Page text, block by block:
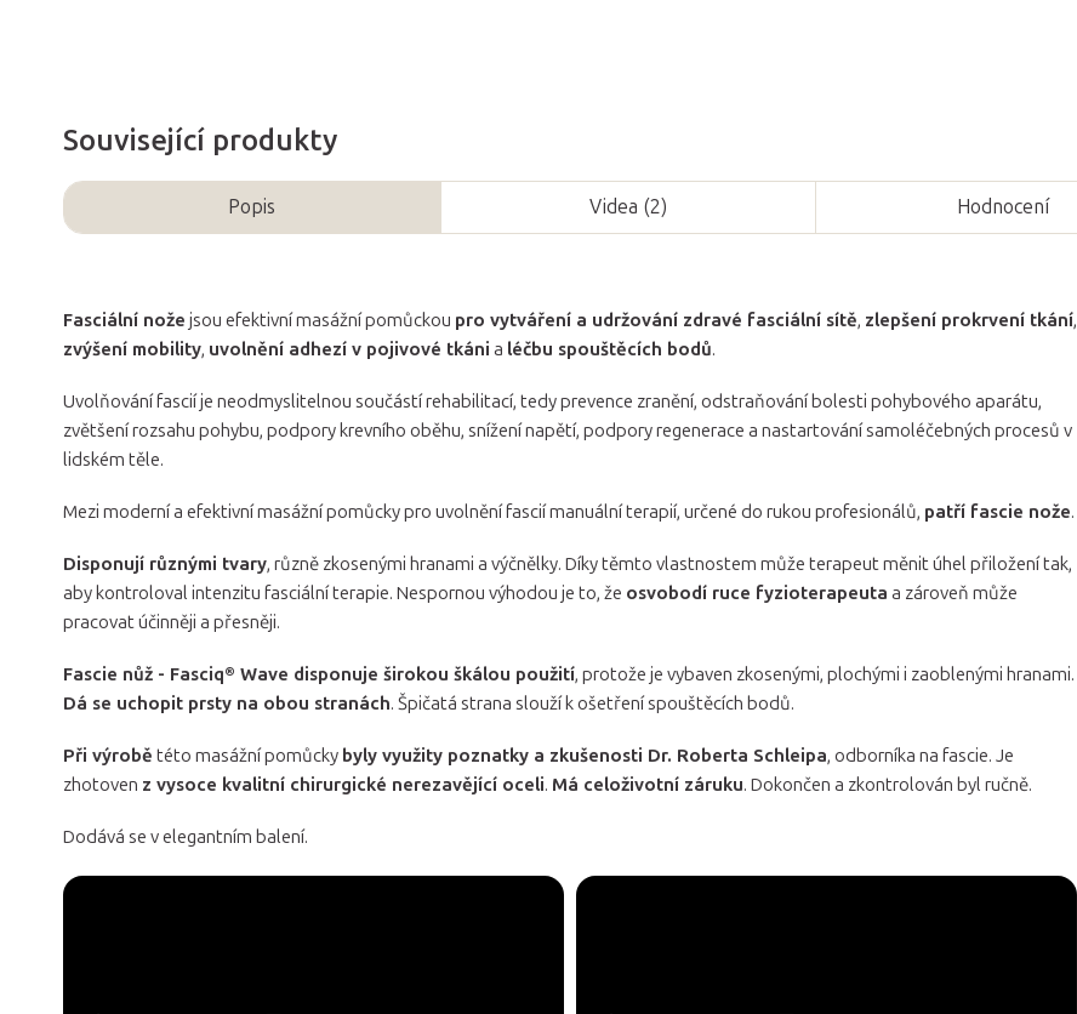
Související produkty
Popis Videa (2) Hodnocení
Fasciální nože jsou efektivní masážní pomůckou pro vytváření a udržování zdravé fasciální sítě, zlepšení prokrvení tkání,
zvýšení mobility, uvolnění adhezí v pojivové tkáni a léčbu spouštěcích bodů.
Uvolňování fascií je neodmyslitelnou součástí rehabilitací, tedy prevence zranění, odstraňování bolesti pohybového aparátu,
zvětšení rozsahu pohybu, podpory krevního oběhu, snížení napětí, podpory regenerace a nastartování samoléčebných procesů v
lidském těle.
Mezi moderní a efektivní masážní pomůcky pro uvolnění fascií manuální terapií, určené do rukou profesionálů, patří fascie nože.
Disponují různými tvary, různě zkosenými hranami a výčnělky. Díky těmto vlastnostem může terapeut měnit úhel přiložení tak,
aby kontroloval intenzitu fasciální terapie. Nespornou výhodou je to, že osvobodí ruce fyzioterapeuta a zároveň může
pracovat účinněji a přesněji.
Fascie nůž - Fasciq® Wave disponuje širokou škálou použití, protože je vybaven zkosenými, plochými i zaoblenými hranami.
Dá se uchopit prsty na obou stranách. Špičatá strana slouží k ošetření spouštěcích bodů.
Při výrobě této masážní pomůcky byly využity poznatky a zkušenosti Dr. Roberta Schleipa, odborníka na fascie. Je
zhotoven z vysoce kvalitní chirurgické nerezavějící oceli. Má celoživotní záruku. Dokončen a zkontrolován byl ručně.
Dodává se v elegantním balení.